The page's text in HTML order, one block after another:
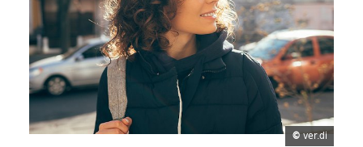
© ver.di